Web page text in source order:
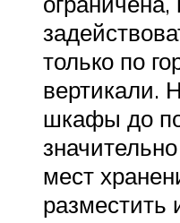
только по
вертикали.
шкафы до
мест
разместить